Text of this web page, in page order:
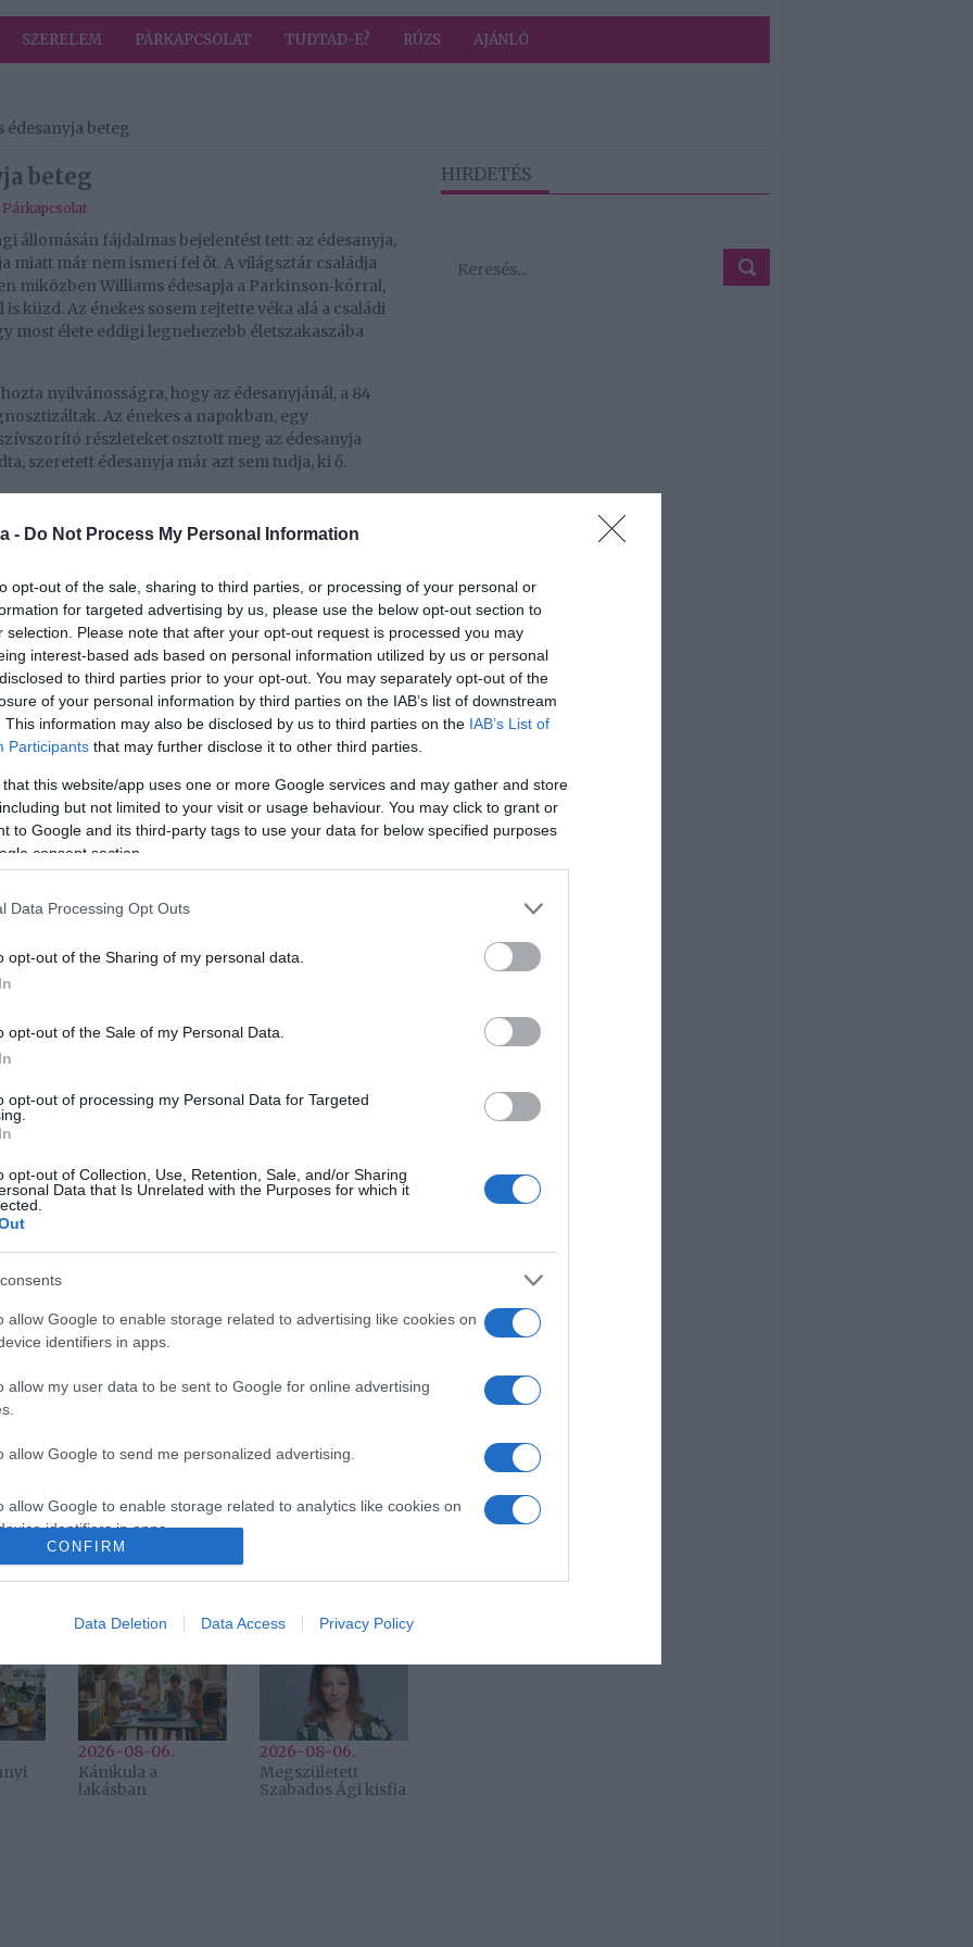
- Do Not Process My Personal Information
opt-out of the sale, sharing to third parties, or processing of your personal or
for targeted advertising by us, please use the below opt-out section to
selection. Please note that after your opt-out request is processed you may
interest-based ads based on personal information utilized by us or personal
to third parties prior to your opt-out. You may separately opt-out of the
of your personal information by third parties on the IAB’s list of downstream
This information may also be disclosed by us to third parties on the IAB’s List of
Participants that may further disclose it to other third parties.
that this website/app uses one or more Google services and may gather and store
but not limited to your visit or usage behaviour. You may click to grant or
to Google and its third-party tags to use your data for below specified purposes
consent section.
Data Processing Opt Outs
opt-out of the Sharing of my personal data.
opt-out of the Sale of my Personal Data.
opt-out of processing my Personal Data for Targeted
opt-out of Collection, Use, Retention, Sale, and/or Sharing
Data that Is Unrelated with the Purposes for which it
allow Google to enable storage related to advertising like cookies on
identifiers in apps.
allow my user data to be sent to Google for online advertising
allow Google to send me personalized advertising.
allow Google to enable storage related to analytics like cookies on
identifiers in apps.
CONFIRM
Data Deletion Data Access Privacy Policy
SZERELEM PÁRKAPCSOLAT TUDTAD-E? RÚZS AJÁNLÓ
édesanyja beteg
beteg
Párkapcsolat
állomásán fájdalmas bejelentést tett: az édesanyja,
miatt már nem ismeri fel őt. A világsztár családja
miközben Williams édesapja a Parkinson‑kórral,
is küzd. Az énekes sosem rejtette véka alá a családi
most élete eddigi legnehezebb életszakaszába
nyilvánosságra, hogy az édesanyjánál, a 84
Az énekes a napokban, egy
részleteket osztott meg az édesanyja
szeretett édesanyja már azt sem tudja, ki ő.
nem tudja, hogy ki vagyok. Már nem tudja, hol
meg a Netflixen egy négyrészes mini
őszinteséggel vallott drogfüggőségéről. 2024
szóló nagyjátékfilmje is, amelyben végig
az életútját egészen kisgyerekkorától kezdve.
film került a nagyközönség elé, amelyben egy-egy
Robbie Williams azonban egy különös csavart
egy csimpánz formájában jelenik meg.
fájdalmas, mert nagymamája is hasonló
mindig sejtette, hogy eljön a pillanat, amikor
senki sem tud felkészülni. Főleg úgy, hogy
is meg kell küzdenie a családnak. Az énekes
Parkinson‑kórralés rákkal–is harcol, míg a 81
elhagyni a házat. Minden este velem énekelt a
volt, majd a színpad mögé sétált egy pohár
a házat
félelemmel és pánikkal küzdött édesapja
nem áll készen erre az érzelmi teherre, és úgy
elmúlt év vége felé úgy nyilatkozott a Mirrornak,
ezzel a hihetetlenül bonyolult helyzettel".
és nem úgy kezelem a helyzetet, ahogy
ez egy hihetetlenül bonyolult dolog. De
Tudod, ha mondanék valamit, lehet, hogy
kellene válaszolnom. Fogalmazzunk úgy:
nehézségeivel, és én próbálom kezelni az
számára felesége, Ayda Field és négy
és Beau jelentik a legnagyobb támaszt.
Következő bejegyzés
2026-08-06.
Kánikula a
lakásban
2026-08-06.
Megszületett
Szabados Ági kisfia
HIRDETÉS